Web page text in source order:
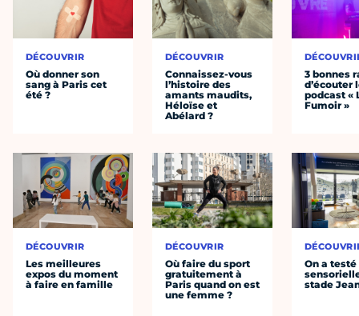
DÉCOUVRIR
Où donner son
sang à Paris cet
été ?
DÉCOUVRIR
Les meilleures
expos du moment
à faire en famille
DÉCOUVRIR
Connaissez-vous
l’histoire des
amants maudits,
Héloïse et
Abélard ?
DÉCOUVRIR
Où faire du sport
gratuitement à
Paris quand on est
une femme ?
3 bonnes
d’écouter
podcast «
Fumoir »
On a
stade